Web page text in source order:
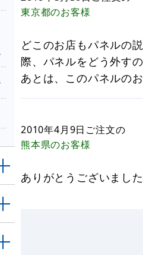
東京都のお客様
どこのお店もパネルの
際、パネルをどう外す
あとは、このパネルの
2010年4月9日 ご注文の
熊本県のお客様
ありがとうございました